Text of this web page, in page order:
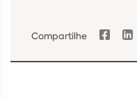
Compartilhe